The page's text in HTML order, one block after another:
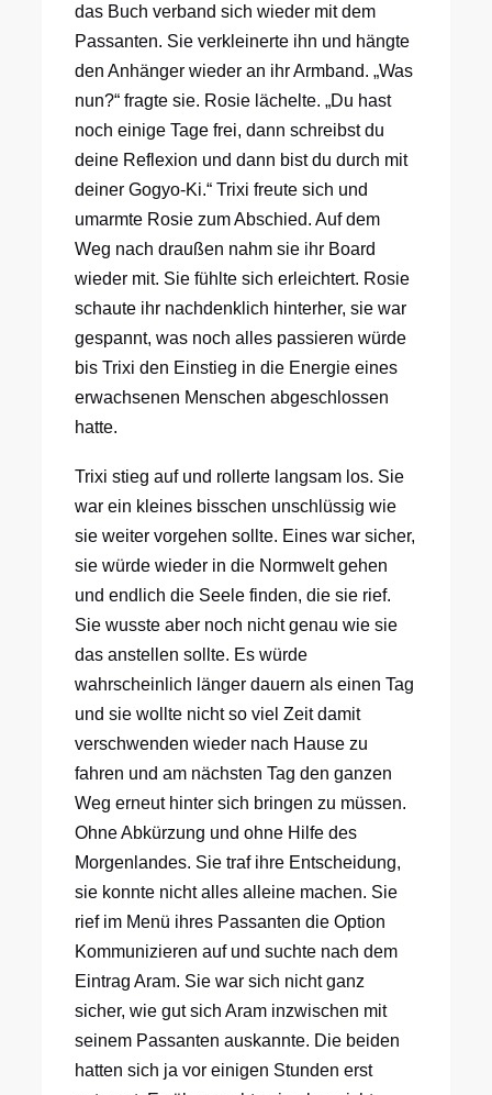
das Buch verband sich wieder mit dem
Passanten. Sie verkleinerte ihn und hängte
den Anhänger wieder an ihr Armband. „Was
nun?“ fragte sie. Rosie lächelte. „Du hast
noch einige Tage frei, dann schreibst du
deine Reflexion und dann bist du durch mit
deiner Gogyo-Ki.“ Trixi freute sich und
umarmte Rosie zum Abschied. Auf dem
Weg nach draußen nahm sie ihr Board
wieder mit. Sie fühlte sich erleichtert. Rosie
schaute ihr nachdenklich hinterher, sie war
gespannt, was noch alles passieren würde
bis Trixi den Einstieg in die Energie eines
erwachsenen Menschen abgeschlossen
hatte.
Trixi stieg auf und rollerte langsam los. Sie
war ein kleines bisschen unschlüssig wie
sie weiter vorgehen sollte. Eines war sicher,
sie würde wieder in die Normwelt gehen
und endlich die Seele finden, die sie rief.
Sie wusste aber noch nicht genau wie sie
das anstellen sollte. Es würde
wahrscheinlich länger dauern als einen Tag
und sie wollte nicht so viel Zeit damit
verschwenden wieder nach Hause zu
fahren und am nächsten Tag den ganzen
Weg erneut hinter sich bringen zu müssen.
Ohne Abkürzung und ohne Hilfe des
Morgenlandes. Sie traf ihre Entscheidung,
sie konnte nicht alles alleine machen. Sie
rief im Menü ihres Passanten die Option
Kommunizieren auf und suchte nach dem
Eintrag Aram. Sie war sich nicht ganz
sicher, wie gut sich Aram inzwischen mit
seinem Passanten auskannte. Die beiden
hatten sich ja vor einigen Stunden erst